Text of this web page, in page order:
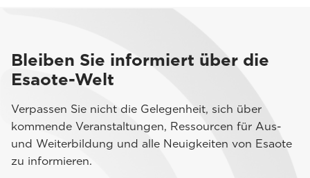
Bleiben Sie informiert über die
Esaote-Welt
Verpassen Sie nicht die Gelegenheit, sich über
kommende Veranstaltungen, Ressourcen für Aus-
und Weiterbildung und alle Neuigkeiten von Esaote
zu informieren.